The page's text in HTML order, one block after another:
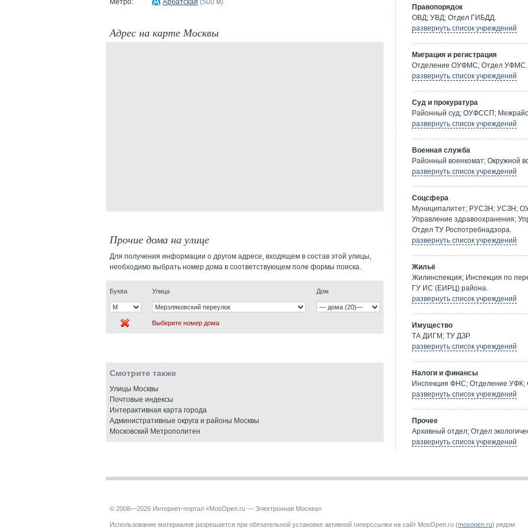
Метро: Арбатская (500 м)
Адрес на карте Москвы
Прочие дома на улице
Для получения информации о другом адресе, входящем в состав этой улицы,
необходимо выбрать номер дома в соответствующем поле формы поиска.
Буква Улица Дом
Выберите номер дома
Смотрите также
Улицы Москвы
Почтовые индексы
Интерактивная карта города
Административные округа и районы Москвы
Московский Метрополитен
Правопорядок
ОВД; УВД; Отдел ГИБДД.
развернуть список учреждений
Миграция и регистрация
Отделение ОУФМС; Отдел УФМС.
развернуть список учреждений
Суд и прокуратура
Районный суд; ОУФССП;
развернуть список учреждений
Военная служба
Районный военкомат; Окружной
развернуть список учреждений
Соцсфера
Муниципалитет; РУСЗН; УСЗН;
Управление здравоохранения;
Отдел ТУ Роспотребнадзора.
развернуть список учреждений
Жильё
Жилинспекция; Инспекция по
ГУ ИС (ЕИРЦ) района.
развернуть список учреждений
Имущество
ТА ДИГМ; ТУ ДЗР.
развернуть список учреждений
Налоги и финансы
Инспекция ФНС; Отделение УФК;
развернуть список учреждений
Прочее
Архивный отдел; Отдел
развернуть список учреждений
© 2008—2026 Интернет-портал «MosOpen.ru — Электронная Москва»
Использование материалов разрешается при обязательной установке активной гиперссылки на сайт MosOpen.ru (mosopen.ru) рядом